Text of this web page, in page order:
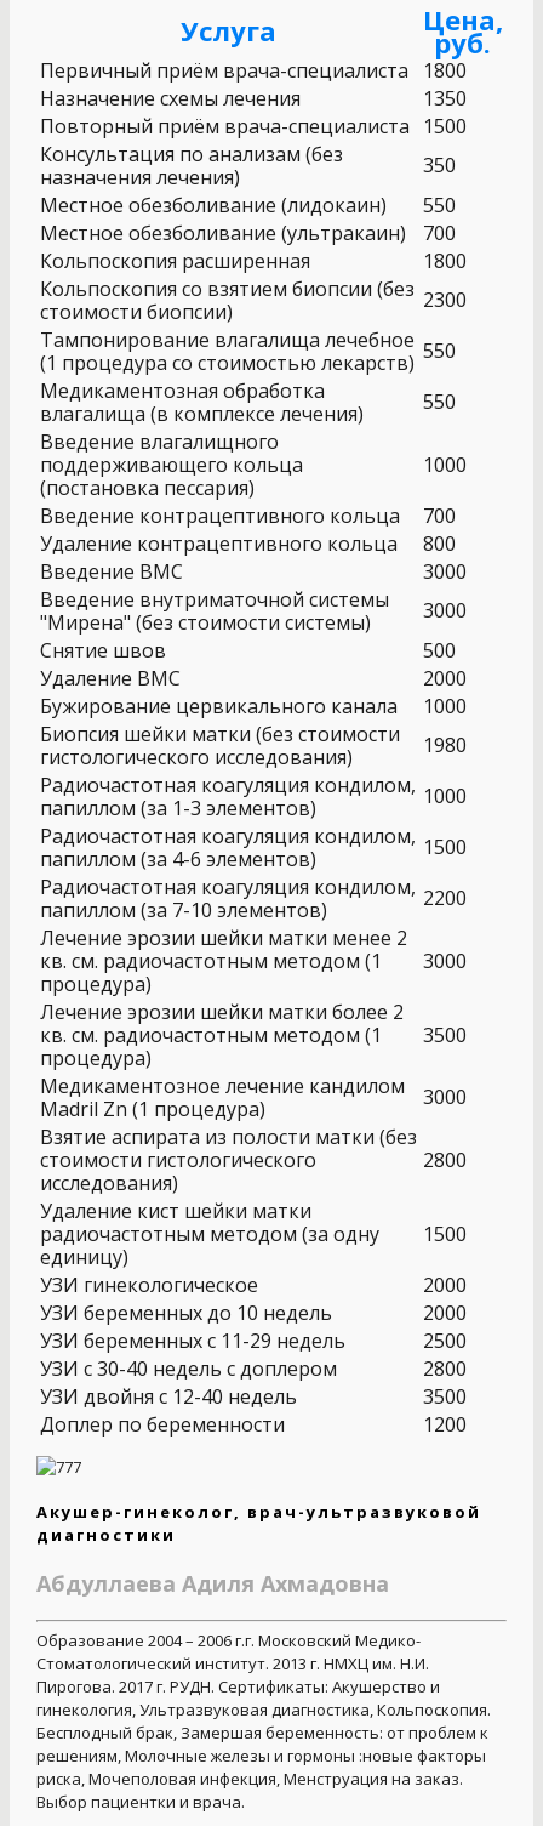
Услуга Цена,
руб.
Первичный приём врача-специалиста
1800
Назначение схемы лечения
1350
Повторный приём врача-специалиста
1500
Консультация по анализам (без
назначения лечения)
350
Местное обезболивание (лидокаин)
550
Местное обезболивание (ультракаин)
700
Кольпоскопия расширенная
1800
Кольпоскопия со взятием биопсии (без
стоимости биопсии)
2300
Тампонирование влагалища лечебное
(1 процедура со стоимостью лекарств) 550
Медикаментозная обработка
влагалища (в комплексе лечения)
550
Введение влагалищного
поддерживающего кольца
(постановка пессария)
1000
Введение контрацептивного кольца
700
Удаление контрацептивного кольца
800
Введение ВМС
3000
Введение внутриматочной системы
"Мирена" (без стоимости системы)
3000
Снятие швов
500
Удаление ВМС
2000
Бужирование цервикального канала
1000
Биопсия шейки матки (без стоимости
гистологического исследования)
1980
Радиочастотная коагуляция кондилом,
папиллом (за 1-3 элементов)
1000
Радиочастотная коагуляция кондилом,
папиллом (за 4-6 элементов)
1500
Радиочастотная коагуляция кондилом,
папиллом (за 7-10 элементов)
2200
Лечение эрозии шейки матки менее 2
кв. см. радиочастотным методом (1
процедура)
3000
Лечение эрозии шейки матки более 2
кв. см. радиочастотным методом (1
процедура)
3500
Медикаментозное лечение кандилом
Madril Zn (1 процедура)
3000
Взятие аспирата из полости матки (без
стоимости гистологического
исследования)
2800
Удаление кист шейки матки
радиочастотным методом (за одну
единицу)
1500
УЗИ гинекологическое
2000
УЗИ беременных до 10 недель
2000
УЗИ беременных с 11-29 недель
2500
УЗИ с 30-40 недель с доплером
2800
УЗИ двойня с 12-40 недель
3500
Доплер по беременности
1200
Акушер-гинеколог, врач-ультразвуковой
диагностики
Абдуллаева Адиля Ахмадовна
Образование 2004 – 2006 г.г. Московский Медико-
Стоматологический институт. 2013 г. НМХЦ им. Н.И.
Пирогова. 2017 г. РУДН. Сертификаты: Акушерство и
гинекология, Ультразвуковая диагностика, Кольпоскопия.
Бесплодный брак, Замершая беременность: от проблем к
решениям, Молочные железы и гормоны :новые факторы
риска, Мочеполовая инфекция, Менструация на заказ.
Выбор пациентки и врача.